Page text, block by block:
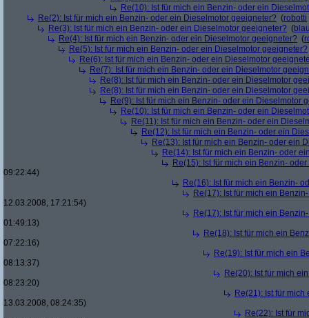
Re(10): Ist für mich ein Benzin- oder ein
Re(2): Ist für mich ein Benzin- oder ein Dieselmotor geeigneter? (robotti
Re(3): Ist für mich ein Benzin- oder ein Dieselmotor geeigneter? (
Re(4): Ist für mich ein Benzin- oder ein Dieselmotor geeigneter? (
Re(5): Ist für mich ein Benzin- oder ein Dieselmotor geeigneter?
Re(6): Ist für mich ein Benzin- oder ein Dieselmotor
Re(7): Ist für mich ein Benzin- oder ein Dieselmotor
Re(8): Ist für mich ein Benzin- oder ein Dieselmotor
Re(8): Ist für mich ein Benzin- oder ein Dieselmotor
Re(9): Ist für mich ein Benzin- oder ein Dieselmotor
Re(10): Ist für mich ein Benzin- oder ein
Re(11): Ist für mich ein Benzin- oder ein
Re(12): Ist für mich ein Benzin- oder ein
Re(13): Ist für mich ein Benzin- oder ein
Re(14): Ist für mich ein Benzin- oder
Re(15): Ist für mich ein Benzin-
09:22:44)
Re(16): Ist für mich ein Benzin-
Re(17): Ist für mich ein
12.03.2008, 17:21:54)
Re(17): Ist für mich ein
01:49:13)
Re(18): Ist für mich ein
07:22:16)
Re(19): Ist für mich ein
08:13:37)
Re(20): Ist für mich
08:23:20)
Re(21): Ist für
13.03.2008, 08:24:35)
Re(22): Ist für